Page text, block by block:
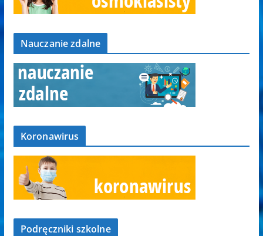
Nauczanie zdalne
Koronawirus
Podręczniki szkolne